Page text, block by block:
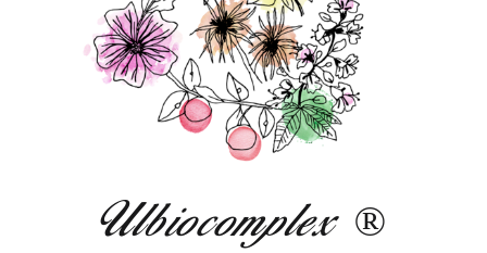
Ulbiocomplex ®